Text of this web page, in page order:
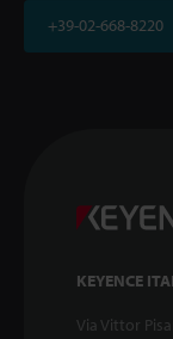
+39-02-668-8220
KEYENCE
Via Vittor